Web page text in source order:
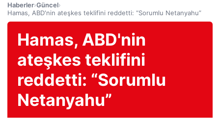
Haberler›Güncel›
Hamas, ABD'nin ateşkes teklifini reddetti: “Sorumlu Netanyahu”
Hamas, ABD'nin
ateşkes teklifini
reddetti: “Sorumlu
Netanyahu”